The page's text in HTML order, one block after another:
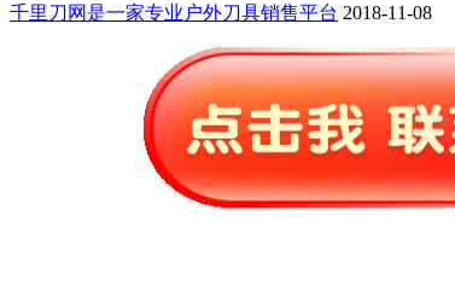
千里刀网是一家专业户外刀具销售平台 2018-11-08